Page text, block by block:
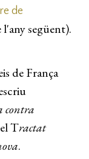
de
següent).
de França
contra
Tractat
.